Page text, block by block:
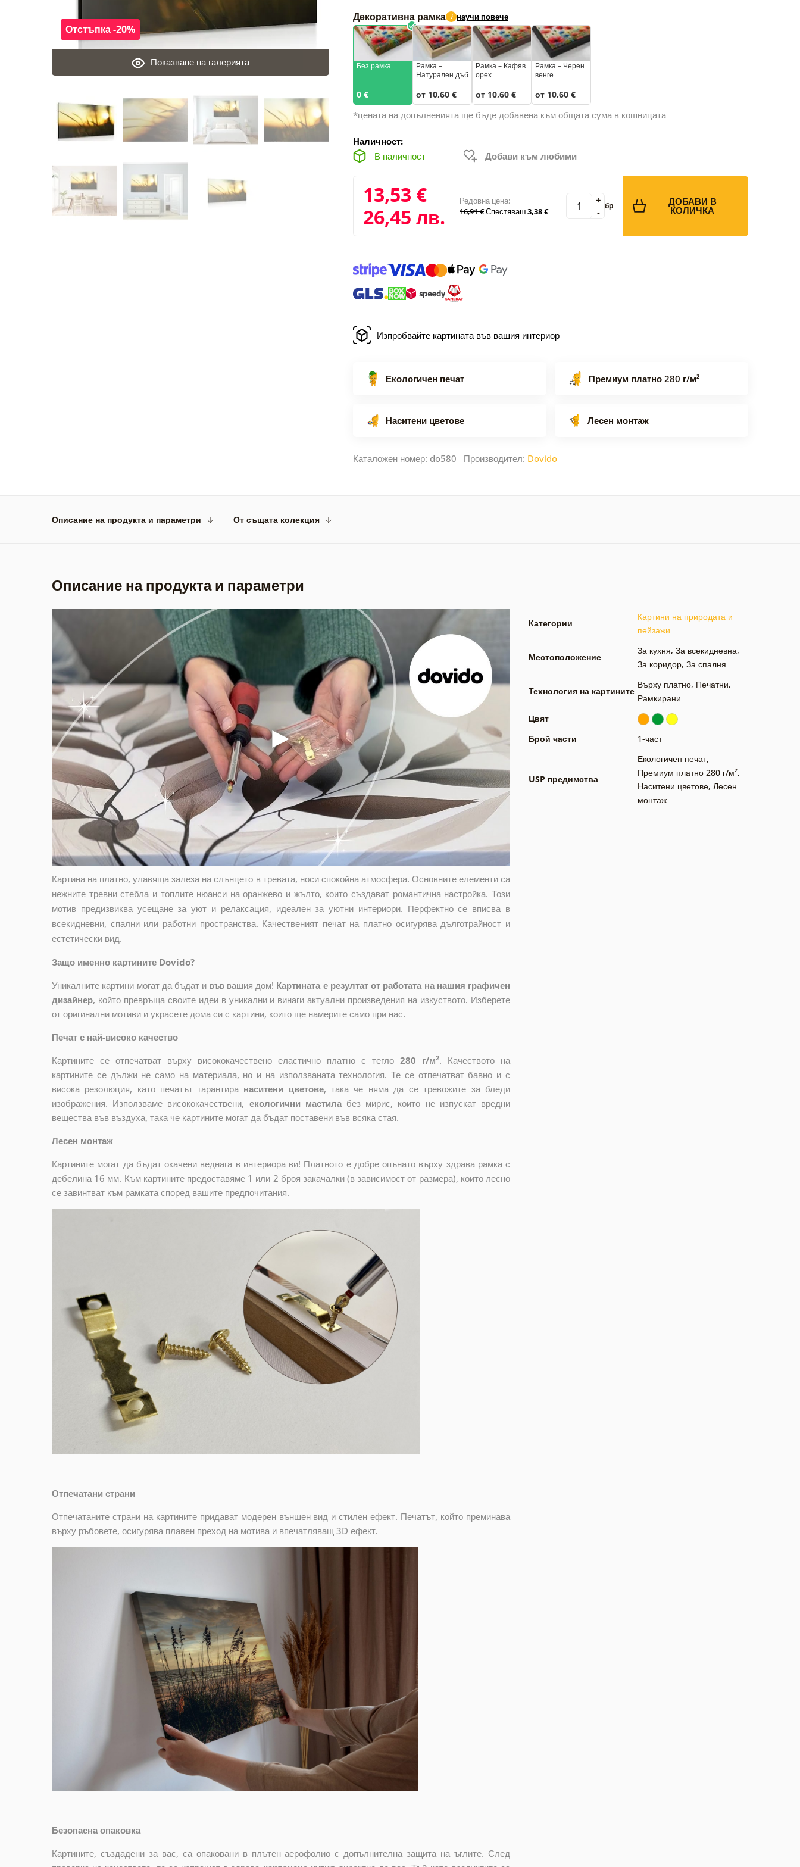
Показване на галерията
Отстъпка -20%
Декоративна рамка i научи повече
Без рамка
0 €
Рамка –
Натурален дъб
от 10,60 €
Рамка – Кафяв
орех
от 10,60 €
Рамка – Черен
венге
от 10,60 €
*цената на допълненията ще бъде добавена към общата сума в кошницата
Наличност:
В наличност
Добави към любими
13,53 €
26,45 лв.
Редовна цена:
16,91 €Спестяваш3,38 € -
+ бр ДОБАВИ В
КОЛИЧКА
Изпробвайте картината във вашия интериор
Екологичен печат Премиум платно 280 г/м²
Наситени цветове Лесен монтаж
Каталожен номер: do580 Производител: Dovido
Описание на продукта и параметри От същата колекция
Описание на продукта и параметри
Картина на платно, улавяща залеза на слънцето в тревата, носи спокойна атмосфера. Основните елементи са
нежните тревни стебла и топлите нюанси на оранжево и жълто, които създават романтична настройка. Този
мотив предизвиква усещане за уют и релаксация, идеален за уютни интериори. Перфектно се вписва в
всекидневни, спални или работни пространства. Качественият печат на платно осигурява дълготрайност и
естетически вид.
Защо именно картините Dovido?
Уникалните картини могат да бъдат и във вашия дом! Картината е резултат от работата на нашия графичен
дизайнер, койтопревръща своите идеи в уникални и винаги актуални произведения на изкуството. Изберете
от оригинални мотиви и украсете дома си с картини, които ще намерите само при нас.
Печат с най-високо качество
Картините се отпечатват върху висококачествено еластично платно с тегло 280 г/м2. Качеството на
картините се дължи не само на материала, но и на използваната технология. Те се отпечатват бавно и с
висока резолюция, като печатът гарантира наситени цветове, така че няма да се тревожите за бледи
изображения. Използваме висококачествени, екологични мастилабез мирис, които не изпускат вредни
вещества във въздуха, така че картините могат да бъдат поставени във всяка стая.
Лесен монтаж
Картините могат да бъдат окачени веднага в интериора ви! Платното е добре опънато върху здрава рамка с
дебелина 16 мм. Към картините предоставяме 1 или 2 броя закачалки (в зависимост от размера), които лесно
се завинтват към рамката според вашите предпочитания.
Отпечатани страни
Отпечатаните страни на картините придават модерен външен вид и стилен ефект. Печатът, който преминава
върху ръбовете, осигурява плавен преход на мотива и впечатляващ 3D ефект.
Безопасна опаковка
Картините, създадени за вас, са опаковани в плътен аерофолио с допълнителна защита на ъглите. След
Категории
Картини на природата и
пейзажи
Местоположение
За кухня, За всекидневна,
За коридор, За спалня
Технология на картините
Върху платно, Печатни,
Рамкирани
Цвят
Брой части
1-част
USP предимства
Екологичен печат,
Премиум платно 280 г/м²,
Наситени цветове, Лесен
монтаж